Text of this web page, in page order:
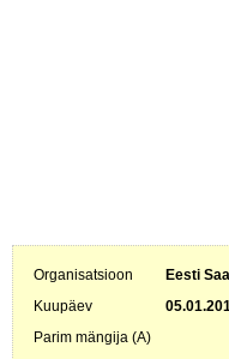
Organisatsioon Eesti
Kuupäev
Parim mängija (A)